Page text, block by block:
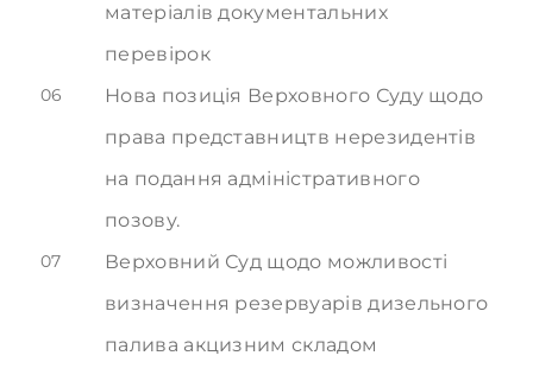
матеріалів документальних
перевірок
06
Нова позиція Верховного Суду щодо
права представництв нерезидентів
на подання адміністративного
позову.
07
Верховний Суд щодо можливості
визначення резервуарів дизельного
палива акцизним складом